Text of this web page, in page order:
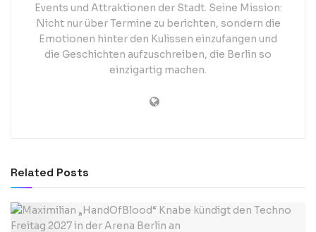
Events und Attraktionen der Stadt. Seine Mission:
Nicht nur über Termine zu berichten, sondern die
Emotionen hinter den Kulissen einzufangen und
die Geschichten aufzuschreiben, die Berlin so
einzigartig machen.
Related Posts